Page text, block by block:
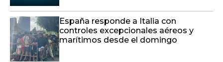
España responde a Italia con
controles excepcionales aéreos y
marítimos desde el domingo